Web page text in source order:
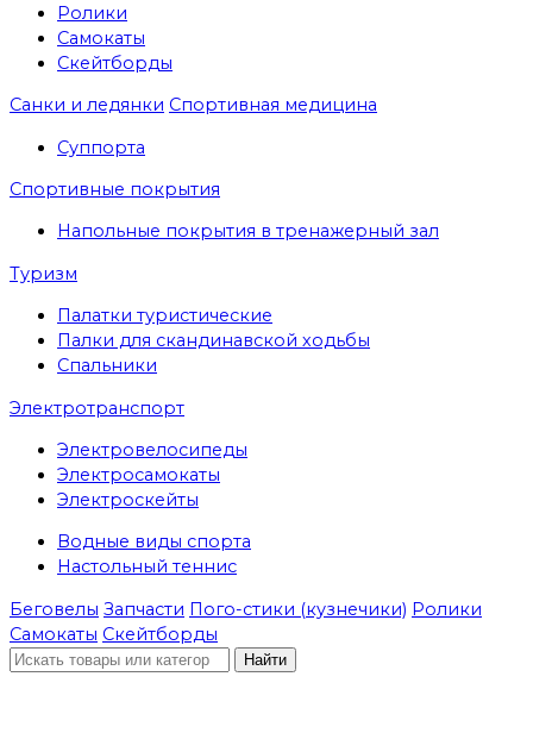
Ролики
Самокаты
Скейтборды
Санки и ледянки Спортивная медицина
Суппорта
Спортивные покрытия
Напольные покрытия в тренажерный зал
Туризм
Палатки туристические
Палки для скандинавской ходьбы
Спальники
Электротранспорт
Электровелосипеды
Электросамокаты
Электроскейты
Водные виды спорта
Настольный теннис
Беговелы Запчасти Пого-стики (кузнечики) Ролики
Самокаты Скейтборды
Найти